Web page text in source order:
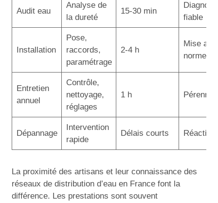
Audit eau
Analyse de
la dureté
15-30 min
fiable
Installation
Pose,
raccords,
paramétrage
2-4 h
Mise aux
normes
Entretien
annuel
Contrôle,
nettoyage,
réglages
1 h Pérennité
Dépannage
Intervention
rapide
Délais courts
La proximité des artisans et leur connaissance des
réseaux de distribution d’eau en France font la
différence. Les prestations sont souvent